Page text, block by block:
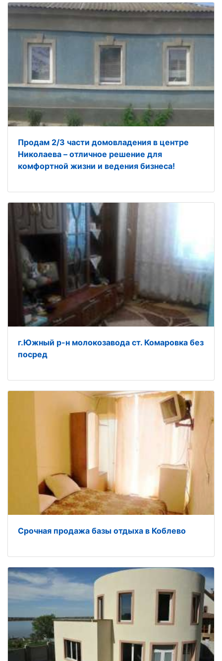
Продам 2/3 части домовладения в центре
Николаева – отличное решение для
комфортной жизни и ведения бизнеса!
г.Южный р-н молокозавода ст. Комаровка без
посред
Срочная продажа базы отдыха в Коблево